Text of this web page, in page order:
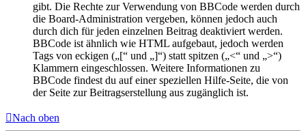
gibt. Die Rechte zur Verwendung von BBCode werden durch
die Board-Administration vergeben, können jedoch auch
durch dich für jeden einzelnen Beitrag deaktiviert werden.
BBCode ist ähnlich wie HTML aufgebaut, jedoch werden
Tags von eckigen („[“ und „]“) statt spitzen („<“ und „>“)
Klammern eingeschlossen. Weitere Informationen zu
BBCode findest du auf einer speziellen Hilfe-Seite, die von
der Seite zur Beitragserstellung aus zugänglich ist.
Nach oben